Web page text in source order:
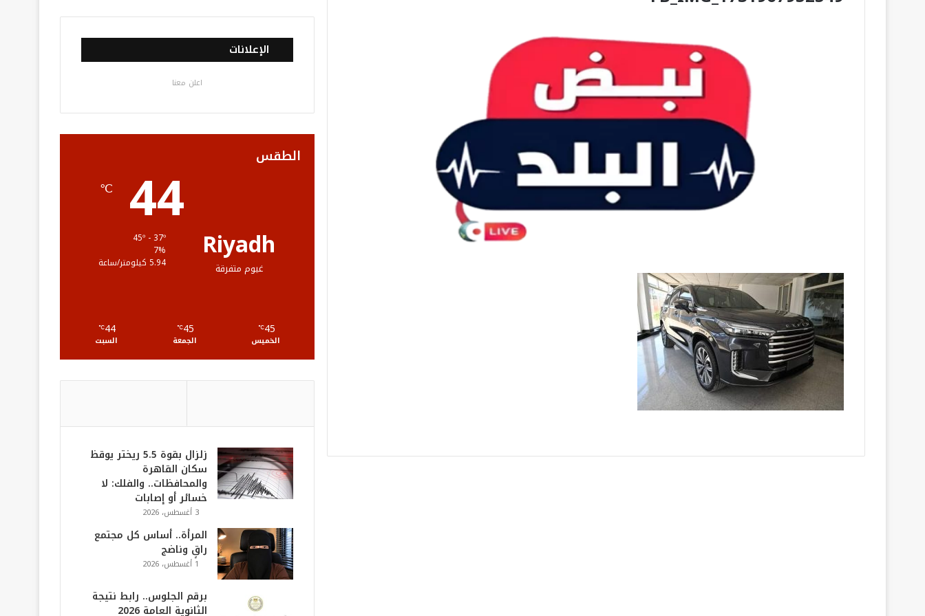
س
ب
ك
ي
ت
ت
ي
و
ب
س
ت
ر
خ
ص
ل
ق
R
الإعلانات
اعلن معنا
الطقس
Riyadh
غيوم متفرقة
44
℃
7%
5.94 كيلومتر/ساعة
45
℃
الخميس
45
℃
الجمعة
44
℃
السبت
زلزال بقوة 5.5 ريختر يوقظ
سكان القاهرة
والمحافظات.. والفلك: لا
خسائر أو إصابات
3 أغسطس، 2026
المرأة.. أساس كل مجتمع
راقٍ وناضج
1 أغسطس، 2026
برقم الجلوس.. رابط نتيجة
الثانوية العامة 2026